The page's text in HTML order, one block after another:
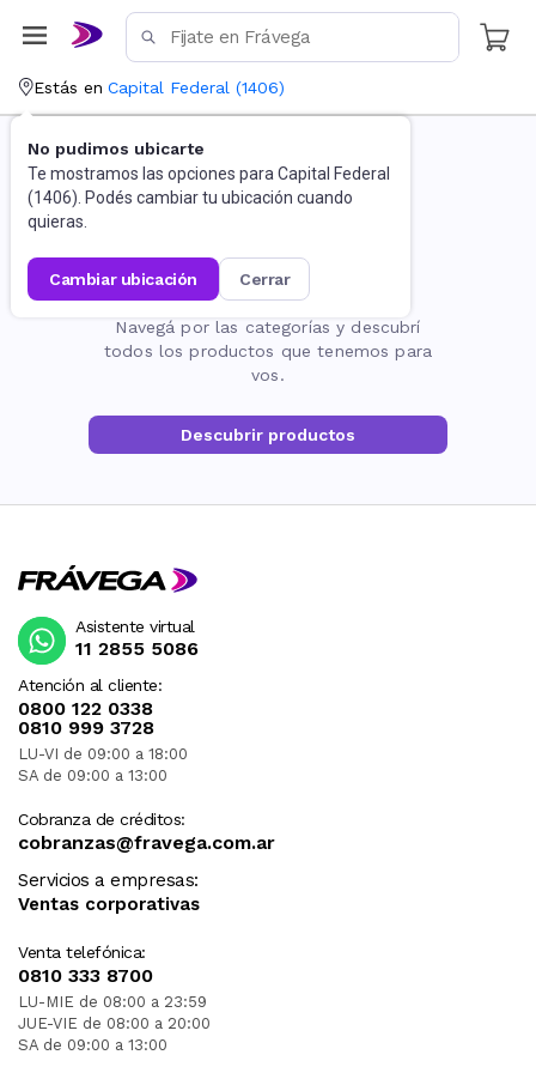
Estás en Capital Federal (1406)
No pudimos ubicarte
Te mostramos las opciones para Capital Federal
(1406). Podés cambiar tu ubicación cuando
quieras.
cambiar ubicación cerrar
La página no existe
Navegá por las categorías y descubrí
todos los productos que tenemos para
vos.
Descubrir productos
Atención al cliente:
0800 122 0338
0810 999 3728
LU-VI de 09:00 a 18:00
SA de 09:00 a 13:00
Cobranza de créditos:
cobranzas@fravega.com.ar
Servicios a empresas:
Ventas corporativas
Venta telefónica:
0810 333 8700
LU-MIE de 08:00 a 23:59
JUE-VIE de 08:00 a 20:00
SA de 09:00 a 13:00
Asistente virtual
11 2855 5086